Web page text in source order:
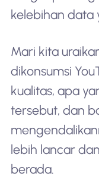
kelebihan data
Mari kita
dikonsumsi
kualitas, apa
tersebut, dan
lebih lancar
berada.